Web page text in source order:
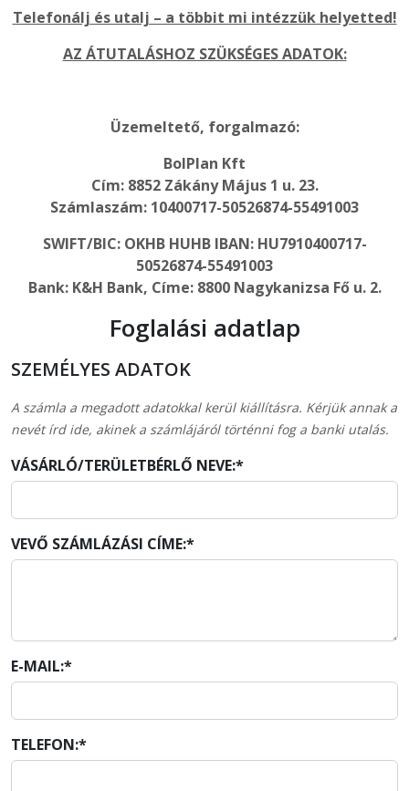
Telefonálj és utalj – a többit mi intézzük helyetted!
AZ ÁTUTALÁSHOZ SZÜKSÉGES ADATOK:
Üzemeltető, forgalmazó:
BolPlan Kft
Cím: 8852 Zákány Május 1 u. 23.
Számlaszám: 10400717-50526874-55491003
SWIFT/BIC: OKHB HUHB IBAN: HU7910400717-
50526874-55491003
Bank: K&H Bank, Címe: 8800 Nagykanizsa Fő u. 2.
Foglalási adatlap
SZEMÉLYES ADATOK
A számla a megadott adatokkal kerül kiállításra. Kérjük annak a
nevét írd ide, akinek a számlájáról történni fog a banki utalás.
VÁSÁRLÓ/TERÜLETBÉRLŐ NEVE:*
VEVŐ SZÁMLÁZÁSI CÍME:*
E-MAIL:*
TELEFON:*